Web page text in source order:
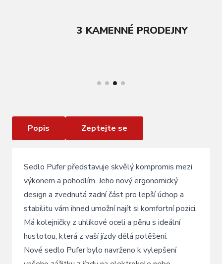
3 KAMENNÉ PRODEJNY
Popis Zeptejte se
Sedlo Pufer představuje skvělý kompromis mezi
výkonem a pohodlím. Jeho nový ergonomický
design a zvednutá zadní část pro lepší úchop a
stabilitu vám ihned umožní najít si komfortní pozici.
Má kolejničky z uhlíkové oceli a pěnu s ideální
hustotou, která z vaší jízdy dělá potěšení.
Nové sedlo Pufer bylo navrženo k vylepšení